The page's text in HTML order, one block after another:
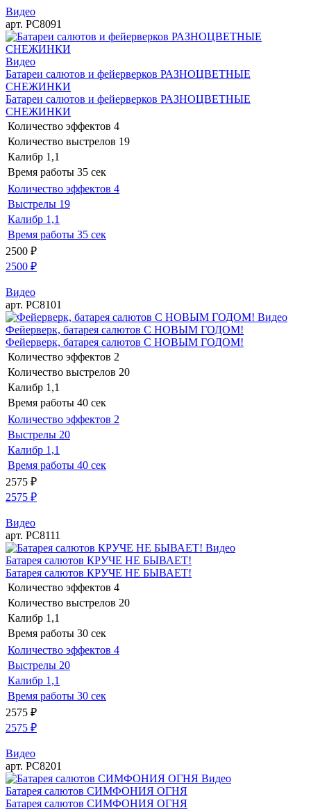
Видео
арт. РС8091
Видео
Батареи салютов и фейерверков РАЗНОЦВЕТНЫЕ
СНЕЖИНКИ
Батареи салютов и фейерверков РАЗНОЦВЕТНЫЕ
СНЕЖИНКИ
Количество эффектов 4
Количество выстрелов 19
Калибр 1,1
Время работы 35 сек
Количество эффектов 4
Выстрелы 19
Калибр 1,1
Время работы 35 сек
2500 ₽
2500 ₽
Видео
арт. РС8101
Видео
Фейерверк, батарея салютов С НОВЫМ ГОДОМ!
Фейерверк, батарея салютов С НОВЫМ ГОДОМ!
Количество эффектов 2
Количество выстрелов 20
Калибр 1,1
Время работы 40 сек
Количество эффектов 2
Выстрелы 20
Калибр 1,1
Время работы 40 сек
2575 ₽
2575 ₽
Видео
арт. РС8111
Видео
Батарея салютов КРУЧЕ НЕ БЫВАЕТ!
Батарея салютов КРУЧЕ НЕ БЫВАЕТ!
Количество эффектов 4
Количество выстрелов 20
Калибр 1,1
Время работы 30 сек
Количество эффектов 4
Выстрелы 20
Калибр 1,1
Время работы 30 сек
2575 ₽
2575 ₽
Видео
арт. РС8201
Видео
Батарея салютов СИМФОНИЯ ОГНЯ
Батарея салютов СИМФОНИЯ ОГНЯ